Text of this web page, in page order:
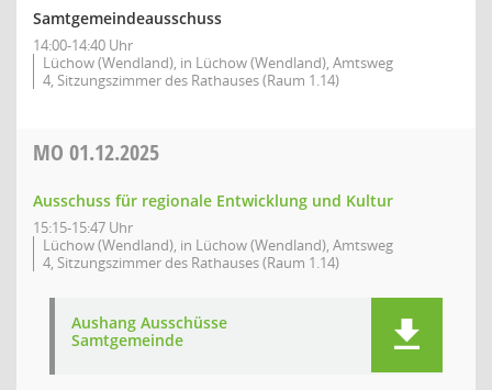
Samtgemeindeausschuss
14:00-14:40 Uhr
Lüchow (Wendland), in Lüchow (Wendland), Amtsweg
4, Sitzungszimmer des Rathauses (Raum 1.14)
MO 01.12.2025
Ausschuss für regionale Entwicklung und Kultur
15:15-15:47 Uhr
Lüchow (Wendland), in Lüchow (Wendland), Amtsweg
4, Sitzungszimmer des Rathauses (Raum 1.14)
Aushang Ausschüsse
Samtgemeinde